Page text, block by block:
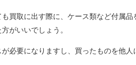
買取に出す際に、ケース類など付属
がいいでしょう。
必要になりますし、買ったものを他人